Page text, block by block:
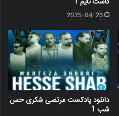
2025-04-26
دانلود پادکست مرتضی شکری حس
شب 1